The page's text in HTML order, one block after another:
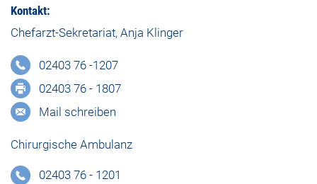
Kontakt:
Chefarzt-Sekretariat, Anja Klinger
02403 76 -1207
02403 76 - 1807
Mail schreiben
Chirurgische Ambulanz
02403 76 - 1201